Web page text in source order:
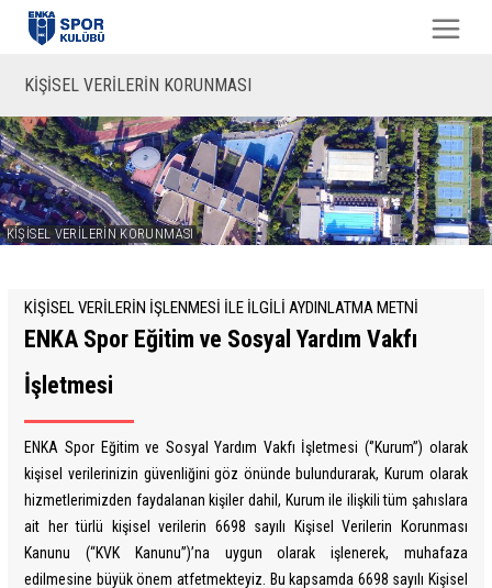
KİŞİSEL VERİLERİN KORUNMASI
KİŞİSEL VERİLERİN KORUNMASI
KİŞİSEL VERİLERİN İŞLENMESİ İLE İLGİLİ AYDINLATMA METNİ
ENKA Spor Eğitim ve Sosyal Yardım Vakfı
İşletmesi
ENKA Spor Eğitim ve Sosyal Yardım Vakfı İşletmesi (‘’Kurum’’) olarak
kişisel verilerinizin güvenliğini göz önünde bulundurarak, Kurum olarak
hizmetlerimizden faydalanan kişiler dahil, Kurum ile ilişkili tüm şahıslara
ait her türlü kişisel verilerin 6698 sayılı Kişisel Verilerin Korunması
Kanunu (“KVK Kanunu”)’na uygun olarak işlenerek, muhafaza
edilmesine büyük önem atfetmekteyiz. Bu kapsamda 6698 sayılı Kişisel